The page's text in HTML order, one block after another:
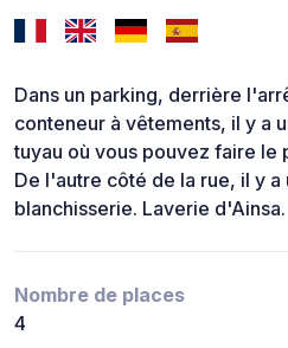
Dans un parking, derrière
conteneur à vêtements, il y a
tuyau où vous pouvez faire le
De l'autre côté de la rue, il y a
blanchisserie. Laverie d'Ainsa.
Nombre de places
4